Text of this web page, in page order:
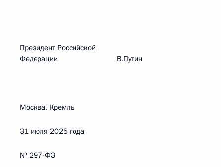
Президент Российской
Федерации В.Путин
Москва, Кремль
31 июля 2025 года
№ 297-ФЗ